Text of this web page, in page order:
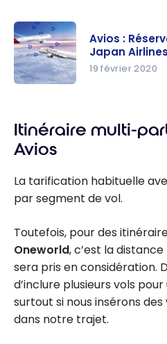
un billet
prime sur
Airlines et
Qantas
Avios :
Japan
19 février 2020
Itinéraire multi-
Avios
La tarification habituelle
par segment de vol.
Toutefois, pour des
Oneworld, c’est la
sera pris en considération.
d’inclure plusieurs vols
surtout si nous insérons
dans notre trajet.